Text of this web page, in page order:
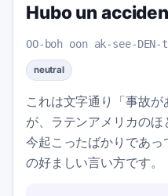
Hubo un
OO-boh oon ak-see-DEN-
neutral
これは文字通り「事故
が、ラテンアメリカのほ
今起こったばかりであ
の好ましい言い方です。